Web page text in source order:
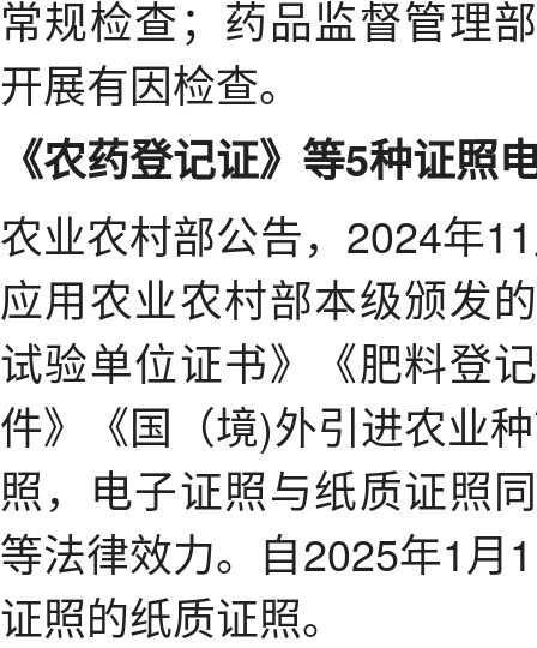
常规检查；药品监督管理
开展有因检查。
《农药登记证》等5种证照
农业农村部公告，2024年
应用农业农村部本级颁发
试验单位证书》《肥料登
件》《国（境)外引进农业
照，电子证照与纸质证照
等法律效力。自2025年1月
证照的纸质证照。